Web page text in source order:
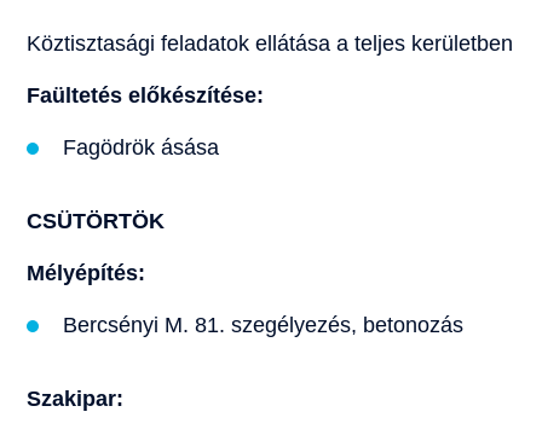
Köztisztasági feladatok ellátása a teljes kerületben
Faültetés előkészítése:
Fagödrök ásása
CSÜTÖRTÖK
Mélyépítés:
Bercsényi M. 81. szegélyezés, betonozás
Szakipar: